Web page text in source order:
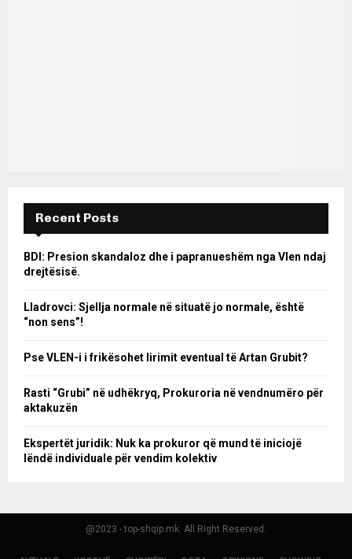
Recent Posts
BDI: Presion skandaloz dhe i papranueshëm nga Vlen ndaj
drejtësisë.
Lladrovci: Sjellja normale në situatë jo normale, është
“non sens”!
Pse VLEN-i i frikësohet lirimit eventual të Artan Grubit?
Rasti “Grubi” në udhëkryq, Prokuroria në vendnumëro për
aktakuzën
Ekspertët juridik: Nuk ka prokuror që mund të iniciojë
lëndë individuale për vendim kolektiv
@2023 - top-shqip.mk. All Right Reserved.